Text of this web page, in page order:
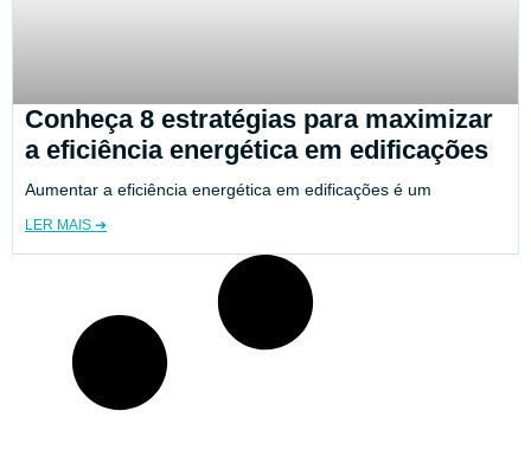
Conheça 8 estratégias para maximizar
a eficiência energética em edificações
Aumentar a eficiência energética em edificações é um
LER MAIS ➔